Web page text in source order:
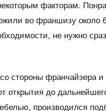
факторам.
во франшизу около
не нужно
стороны франчайзера и
открытия до
производился